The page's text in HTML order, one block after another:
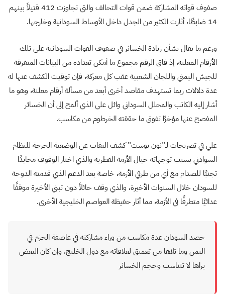
صفوف قواته المشاركة ضمن قوات التحالف والتي تجاوزت 412 قتيلاً بينهم
14 ضابطًا، أثارت الكثير من الجدل داخل الأوساط السودانية وخارجها.
ورغم ما يقال بشأن زيادة الخسائر في صفوف القوات السودانية على تلك
الأرقام المعلنة، إذ فاق الرقم مجموع ما أمكن تعداده من البيانات المتفرقة
للجيش اليمني واللجان الشعبية عقب كل معركة، فإن توقيت الكشف عنها له
عدة دلالات ربما تستهدف مقاصد أخرى أبعد من مسألة أرقام معلنة، وهو ما
أشار إليه الكاتب والمحلل السوداني وائل علي الذي ألمح إلى أن الخسائر
المفصح عنها مؤخرًا تفوق ما حققته الخرطوم من مكاسب.
علي في تصريحات لـ”نون بوست” كشف النقاب عن الوضعية الحرجة للنظام
السوادني بسبب توجهاته حيال الأزمة القطرية والذي اختار الوقوف محايدًا
تجنبًا للصدام مع أي من طرفي الأزمة، خاصة بعد الدعم الذي قدمته الدوحة
للسودان خلال السنوات الأخيرة، والذي وقف حائلاً دون تبني الأخيرة موقفًا
عدائيًا متطرفًا في الأزمة، مما أثار حفيظة العواصم الخليجية الأخرى.
حصد السودان عدة مكاسب من وراء مشاركته في عاصفة الحزم في
اليمن وما تلاها من تعميق لعلاقاته مع دول الخليج، وإن كان البعض
يراها لا تتناسب وحجم الخسائر